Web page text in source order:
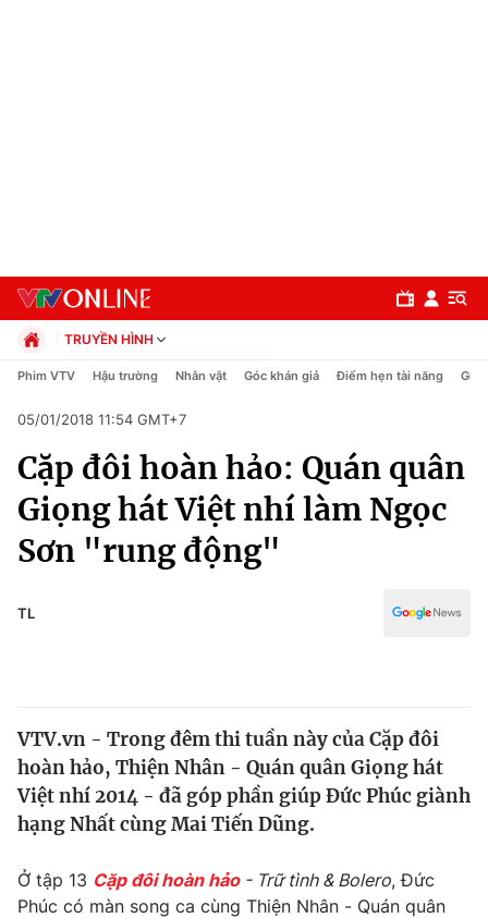
Chuyên mục
Chính trị
Xã hội
Pháp luật
Thế giới
Tin tức
Thế giới đó đây
Câu chuyện quốc tế
Kinh tế
Thị trường
Dữ liệu và đời sống
TRUYỀN HÌNH
Chính trị
Pháp luật
Kinh tế
Thể thao
Truyền hình
Văn hóa - Giải trí
Phim VTV Hậu trường Nhân vật Góc khán giả Điểm hẹn tài năng Giải
05/01/2018 11:54 GMT+7
Cặp đôi hoàn hảo: Quán quân
Giọng hát Việt nhí làm Ngọc
Sơn "rung động"
TL
VTV.vn - Trong đêm thi tuần này của Cặp đôi
hoàn hảo, Thiện Nhân - Quán quân Giọng hát
Việt nhí 2014 - đã góp phần giúp Đức Phúc giành
hạng Nhất cùng Mai Tiến Dũng.
Ở tập 13 Cặp đôi hoàn hảo- Trữ tình & Bolero, Đức
Phúc có màn song ca cùng Thiện Nhân - Quán quân